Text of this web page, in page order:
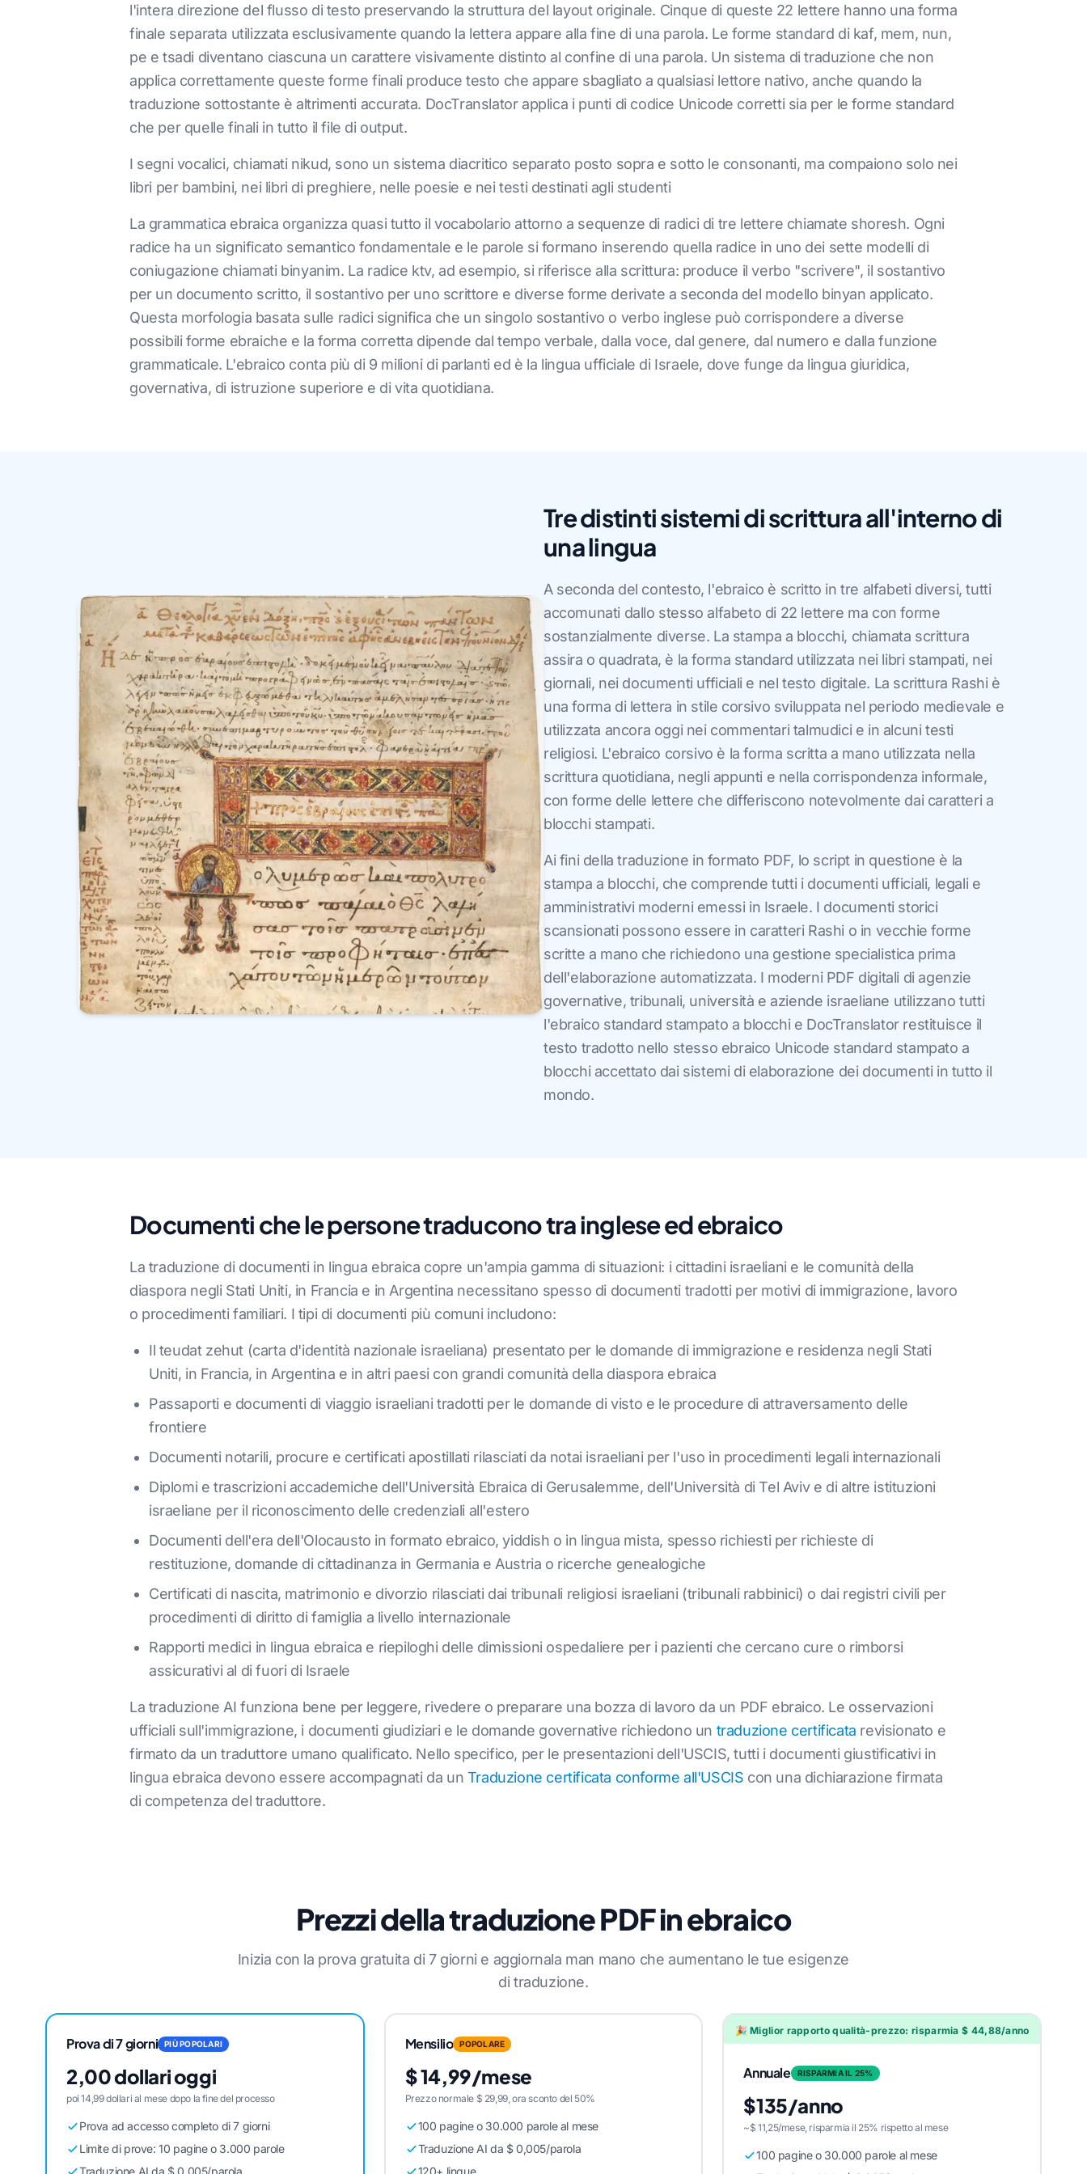
l'intera direzione del flusso di testo preservando la struttura del layout originale. Cinque di queste 22 lettere hanno una forma
finale separata utilizzata esclusivamente quando la lettera appare alla fine di una parola. Le forme standard di kaf, mem, nun,
pe e tsadi diventano ciascuna un carattere visivamente distinto al confine di una parola. Un sistema di traduzione che non
applica correttamente queste forme finali produce testo che appare sbagliato a qualsiasi lettore nativo, anche quando la
traduzione sottostante è altrimenti accurata. DocTranslator applica i punti di codice Unicode corretti sia per le forme standard
che per quelle finali in tutto il file di output.
I segni vocalici, chiamati nikud, sono un sistema diacritico separato posto sopra e sotto le consonanti, ma compaiono solo nei
libri per bambini, nei libri di preghiere, nelle poesie e nei testi destinati agli studenti
La grammatica ebraica organizza quasi tutto il vocabolario attorno a sequenze di radici di tre lettere chiamate shoresh. Ogni
radice ha un significato semantico fondamentale e le parole si formano inserendo quella radice in uno dei sette modelli di
coniugazione chiamati binyanim. La radice ktv, ad esempio, si riferisce alla scrittura: produce il verbo "scrivere", il sostantivo
per un documento scritto, il sostantivo per uno scrittore e diverse forme derivate a seconda del modello binyan applicato.
Questa morfologia basata sulle radici significa che un singolo sostantivo o verbo inglese può corrispondere a diverse
possibili forme ebraiche e la forma corretta dipende dal tempo verbale, dalla voce, dal genere, dal numero e dalla funzione
grammaticale. L'ebraico conta più di 9 milioni di parlanti ed è la lingua ufficiale di Israele, dove funge da lingua giuridica,
governativa, di istruzione superiore e di vita quotidiana.
Tre distinti sistemi di scrittura all'interno di
una lingua
A seconda del contesto, l'ebraico è scritto in tre alfabeti diversi, tutti
accomunati dallo stesso alfabeto di 22 lettere ma con forme
sostanzialmente diverse. La stampa a blocchi, chiamata scrittura
assira o quadrata, è la forma standard utilizzata nei libri stampati, nei
giornali, nei documenti ufficiali e nel testo digitale. La scrittura Rashi è
una forma di lettera in stile corsivo sviluppata nel periodo medievale e
utilizzata ancora oggi nei commentari talmudici e in alcuni testi
religiosi. L'ebraico corsivo è la forma scritta a mano utilizzata nella
scrittura quotidiana, negli appunti e nella corrispondenza informale,
con forme delle lettere che differiscono notevolmente dai caratteri a
blocchi stampati.
Ai fini della traduzione in formato PDF, lo script in questione è la
stampa a blocchi, che comprende tutti i documenti ufficiali, legali e
amministrativi moderni emessi in Israele. I documenti storici
scansionati possono essere in caratteri Rashi o in vecchie forme
scritte a mano che richiedono una gestione specialistica prima
dell'elaborazione automatizzata. I moderni PDF digitali di agenzie
governative, tribunali, università e aziende israeliane utilizzano tutti
l'ebraico standard stampato a blocchi e DocTranslator restituisce il
testo tradotto nello stesso ebraico Unicode standard stampato a
blocchi accettato dai sistemi di elaborazione dei documenti in tutto il
mondo.
Documenti che le persone traducono tra inglese ed ebraico
La traduzione di documenti in lingua ebraica copre un'ampia gamma di situazioni: i cittadini israeliani e le comunità della
diaspora negli Stati Uniti, in Francia e in Argentina necessitano spesso di documenti tradotti per motivi di immigrazione, lavoro
o procedimenti familiari. I tipi di documenti più comuni includono:
Il teudat zehut (carta d'identità nazionale israeliana) presentato per le domande di immigrazione e residenza negli Stati
Uniti, in Francia, in Argentina e in altri paesi con grandi comunità della diaspora ebraica
Passaporti e documenti di viaggio israeliani tradotti per le domande di visto e le procedure di attraversamento delle
frontiere
Documenti notarili, procure e certificati apostillati rilasciati da notai israeliani per l'uso in procedimenti legali internazionali
Diplomi e trascrizioni accademiche dell'Università Ebraica di Gerusalemme, dell'Università di Tel Aviv e di altre istituzioni
israeliane per il riconoscimento delle credenziali all'estero
Documenti dell'era dell'Olocausto in formato ebraico, yiddish o in lingua mista, spesso richiesti per richieste di
restituzione, domande di cittadinanza in Germania e Austria o ricerche genealogiche
Certificati di nascita, matrimonio e divorzio rilasciati dai tribunali religiosi israeliani (tribunali rabbinici) o dai registri civili per
procedimenti di diritto di famiglia a livello internazionale
Rapporti medici in lingua ebraica e riepiloghi delle dimissioni ospedaliere per i pazienti che cercano cure o rimborsi
assicurativi al di fuori di Israele
La traduzione AI funziona bene per leggere, rivedere o preparare una bozza di lavoro da un PDF ebraico. Le osservazioni
ufficiali sull'immigrazione, i documenti giudiziari e le domande governative richiedono un traduzione certificata revisionato e
firmato da un traduttore umano qualificato. Nello specifico, per le presentazioni dell'USCIS, tutti i documenti giustificativi in
lingua ebraica devono essere accompagnati da un Traduzione certificata conforme all'USCIS con una dichiarazione firmata
di competenza del traduttore.
Prezzi della traduzione PDF in ebraico
Inizia con la prova gratuita di 7 giorni e aggiornala man mano che aumentano le tue esigenze
di traduzione.
Prova di 7 giorni PIÙ POPOLARI
2,00 dollari oggi
poi 14,99 dollari al mese dopo la fine del processo
Prova ad accesso completo di 7 giorni
Limite di prove: 10 pagine o 3.000 parole
Traduzione AI da $ 0,005/parola
Mensilio POPOLARE
$ 14,99/mese
Prezzo normale $ 29,99, ora sconto del 50%
100 pagine o 30.000 parole al mese
Traduzione AI da $ 0,005/parola
120+ lingue
🎉 Miglior rapporto qualità-prezzo: risparmia $ 44,88/anno
Annuale RISPARMIA IL 25%
$135/anno
~$ 11,25/mese, risparmia il 25% rispetto al mese
100 pagine o 30.000 parole al mese